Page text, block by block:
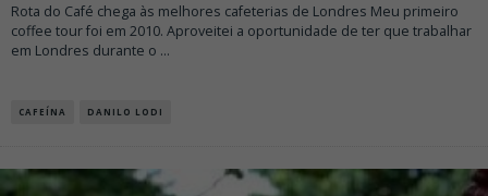
Rota do Café chega às melhores cafeterias de Londres Meu primeiro
coffee tour foi em 2010. Aproveitei a oportunidade de ter que trabalhar
em Londres durante o ...
CAFEÍNA DANILO LODI